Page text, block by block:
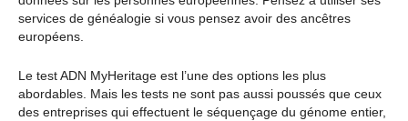
services de généalogie si vous pensez avoir des ancêtres
européens.
Le test ADN MyHeritage est l’une des options les plus
abordables. Mais les tests ne sont pas aussi poussés que ceux
des entreprises qui effectuent le séquençage du génome entier,